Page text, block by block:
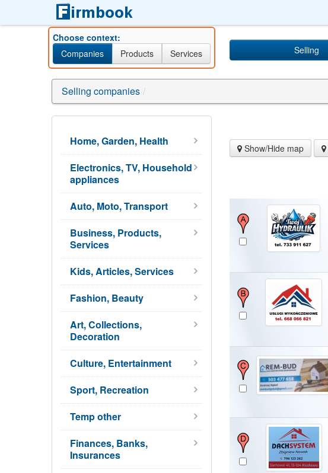
Choose context:
Companies
Products Services Selling
Selling companies /
Home, Garden, Health
Electronics, TV, Household
appliances
Auto, Moto, Transport
Business, Products,
Services
Kids, Articles, Services
Fashion, Beauty
Art, Collections,
Decoration
Culture, Entertainment
Sport, Recreation
Temp other
Finances, Banks,
Insurances
Show/Hide map